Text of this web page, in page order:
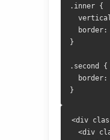
.inner {
}
.second {
border:
}
<div
<div